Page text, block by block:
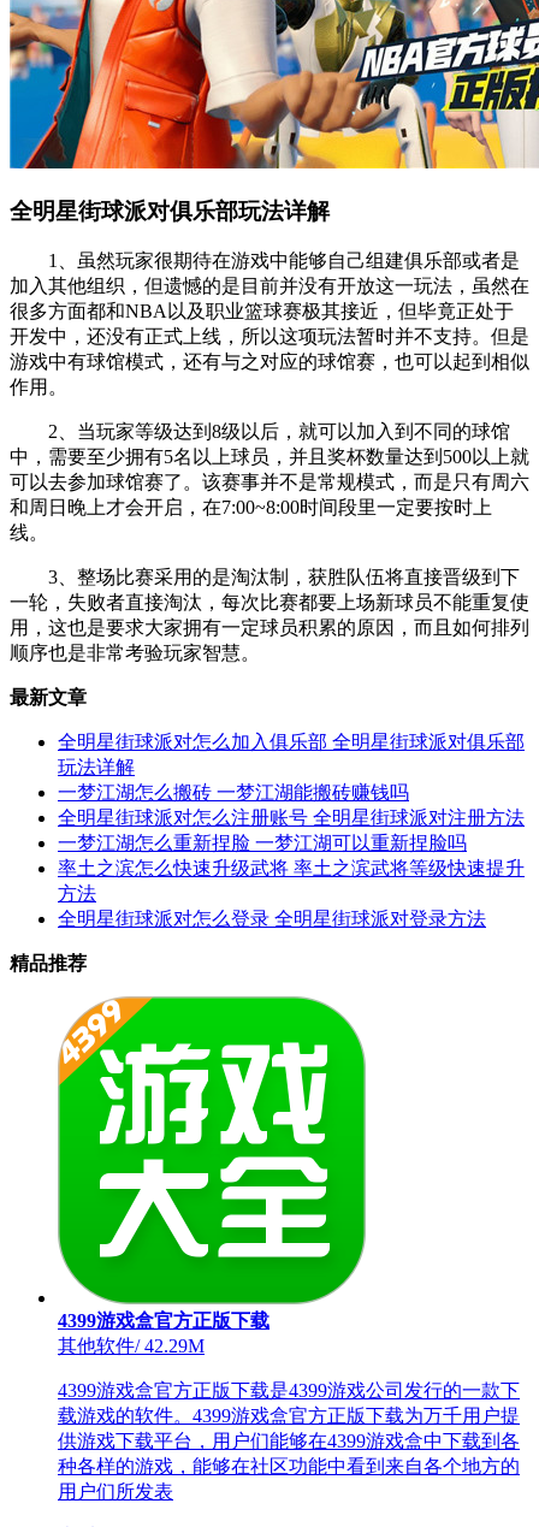
全明星街球派对俱乐部玩法详解
1、虽然玩家很期待在游戏中能够自己组建俱乐部或者是
加入其他组织，但遗憾的是目前并没有开放这一玩法，虽然在
很多方面都和NBA以及职业篮球赛极其接近，但毕竟正处于
开发中，还没有正式上线，所以这项玩法暂时并不支持。但是
游戏中有球馆模式，还有与之对应的球馆赛，也可以起到相似
作用。
2、当玩家等级达到8级以后，就可以加入到不同的球馆
中，需要至少拥有5名以上球员，并且奖杯数量达到500以上就
可以去参加球馆赛了。该赛事并不是常规模式，而是只有周六
和周日晚上才会开启，在7:00~8:00时间段里一定要按时上
线。
3、整场比赛采用的是淘汰制，获胜队伍将直接晋级到下
一轮，失败者直接淘汰，每次比赛都要上场新球员不能重复使
用，这也是要求大家拥有一定球员积累的原因，而且如何排列
顺序也是非常考验玩家智慧。
最新文章
全明星街球派对怎么加入俱乐部 全明星街球派对俱乐部
玩法详解
一梦江湖怎么搬砖 一梦江湖能搬砖赚钱吗
全明星街球派对怎么注册账号 全明星街球派对注册方法
一梦江湖怎么重新捏脸 一梦江湖可以重新捏脸吗
率土之滨怎么快速升级武将 率土之滨武将等级快速提升
方法
全明星街球派对怎么登录 全明星街球派对登录方法
精品推荐
4399游戏盒官方正版下载
其他软件/42.29M
4399游戏盒官方正版下载是4399游戏公司发行的一款下
载游戏的软件。4399游戏盒官方正版下载为万千用户提
供游戏下载平台，用户们能够在4399游戏盒中下载到各
种各样的游戏，能够在社区功能中看到来自各个地方的
用户们所发表